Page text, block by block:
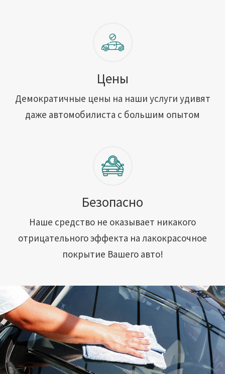
Цены
Демократичные цены на наши услуги удивят
даже автомобилиста с большим опытом
Безопасно
Наше средство не оказывает никакого
отрицательного эффекта на лакокрасочное
покрытие Вашего авто!